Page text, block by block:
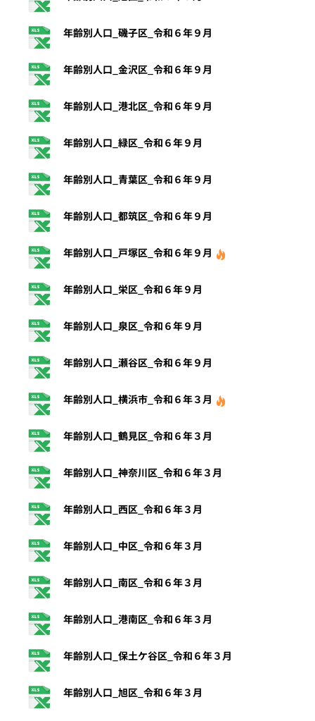
年齢別人口_磯子区_令和６年９月
年齢別人口_金沢区_令和６年９月
年齢別人口_港北区_令和６年９月
年齢別人口_緑区_令和６年９月
年齢別人口_青葉区_令和６年９月
年齢別人口_都筑区_令和６年９月
年齢別人口_戸塚区_令和６年９月
年齢別人口_栄区_令和６年９月
年齢別人口_泉区_令和６年９月
年齢別人口_瀬谷区_令和６年９月
年齢別人口_横浜市_令和６年３月
年齢別人口_鶴見区_令和６年３月
年齢別人口_神奈川区_令和６年３月
年齢別人口_西区_令和６年３月
年齢別人口_中区_令和６年３月
年齢別人口_南区_令和６年３月
年齢別人口_港南区_令和６年３月
年齢別人口_保土ケ谷区_令和６年３月
年齢別人口_旭区_令和６年３月